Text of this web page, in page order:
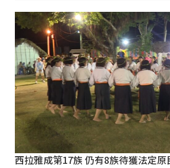
西拉雅成第17族 仍有8族待獲法定原